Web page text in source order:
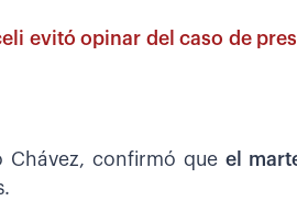
evitó opinar del caso de
Chávez, confirmó queel